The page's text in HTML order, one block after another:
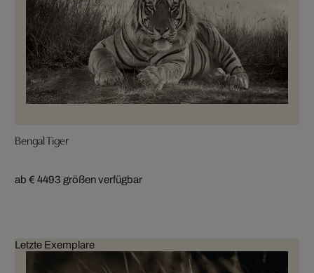
Bengal Tiger
ab € 4493 größen verfügbar
Letzte Exemplare